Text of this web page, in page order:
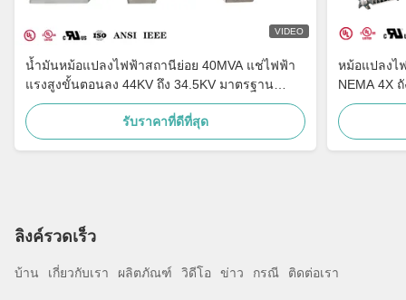
VIDEO
น้ำมันหม้อแปลงไฟฟ้าสถานีย่อย 40MVA แช่ไฟฟ้า
แรงสูงขั้นตอนลง 44KV ถึง 34.5KV มาตรฐาน
ANSI IEEE
รับราคาที่ดีที่สุด
หม้อแปลงไ
NEMA 4X
ลิงค์รวดเร็ว
บ้าน เกี่ยวกับเรา ผลิตภัณฑ์ วิดีโอ ข่าว กรณี ติดต่อเรา